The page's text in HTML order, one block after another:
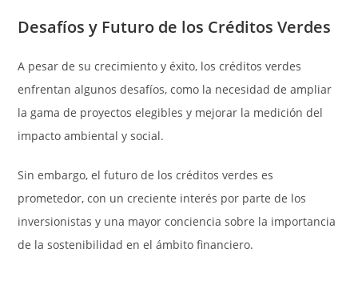
Desafíos y Futuro de los Créditos Verdes
A pesar de su crecimiento y éxito, los créditos verdes
enfrentan algunos desafíos, como la necesidad de ampliar
la gama de proyectos elegibles y mejorar la medición del
impacto ambiental y social.
Sin embargo, el futuro de los créditos verdes es
prometedor, con un creciente interés por parte de los
inversionistas y una mayor conciencia sobre la importancia
de la sostenibilidad en el ámbito financiero.